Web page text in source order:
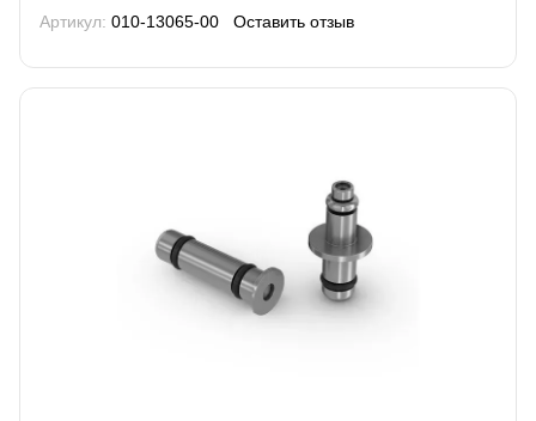
Артикул: 010-13065-00 Оставить отзыв